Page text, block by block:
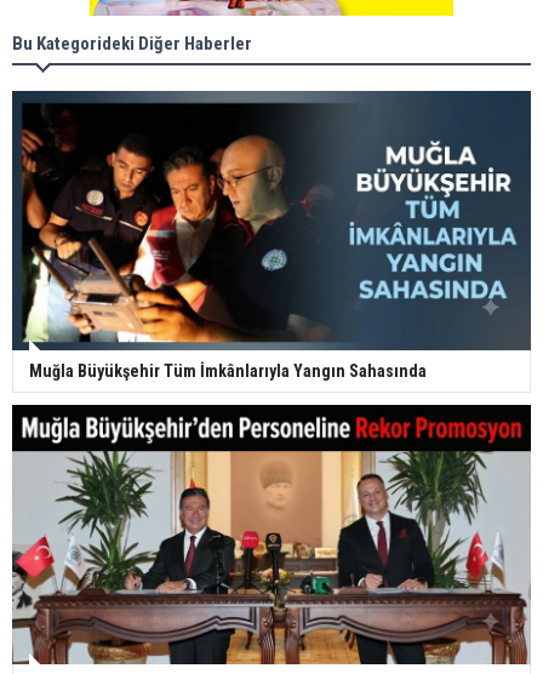
Bu Kategorideki Diğer Haberler
Muğla Büyükşehir Tüm İmkânlarıyla Yangın Sahasında